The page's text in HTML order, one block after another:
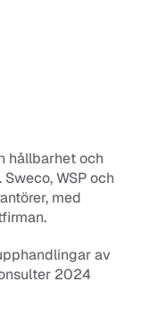
hållbarhet och
WSP och
med
av
2024